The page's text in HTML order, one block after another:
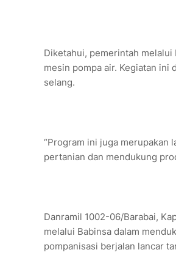
Diketahui, pemerintah
mesin pompa air. Kegiatan ini
selang.
“Program ini juga merupakan
pertanian dan mendukung
Danramil 1002-06/Barabai,
melalui Babinsa dalam
pompanisasi berjalan lancar